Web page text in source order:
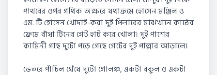
পাথরের ওপর গথিক অক্ষরে যথাক্রমে হোসেন মঞ্জিল ও
এম. টি হোসেন খোদাই-করা দুই পিলারের মাঝখানে কাঠের
ফ্রেমে বাঁধা টিনের গেট হাট করে খোলা। দুই পাশের
কামিনী গাছ দুটো পড়ে গেছে গেটের দুই পাল্লার আড়ালে।
ভেতরে পাঁচিল ঘেঁষে দুটো গোলঞ্চ, একটা বকুল ও একটা